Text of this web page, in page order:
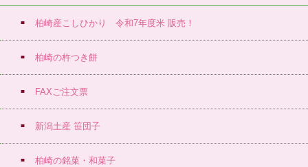
柏崎産こしひかり 令和7年度米 販売！
柏崎の杵つき餅
FAXご注文票
新潟土産 笹団子
柏崎の銘菓・和菓子